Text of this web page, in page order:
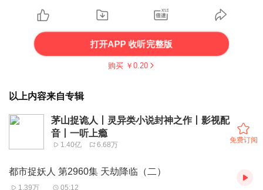
打开APP 收听完整版
购买 ￥ 0.20
以上内容来自专辑
茅山捉诡人丨灵异类小说封神之作丨影视配
音丨一听上瘾
1.40亿 6.68万
免费订阅
都市捉妖人 第2960集 天劫降临（二）
1.39万 05:12